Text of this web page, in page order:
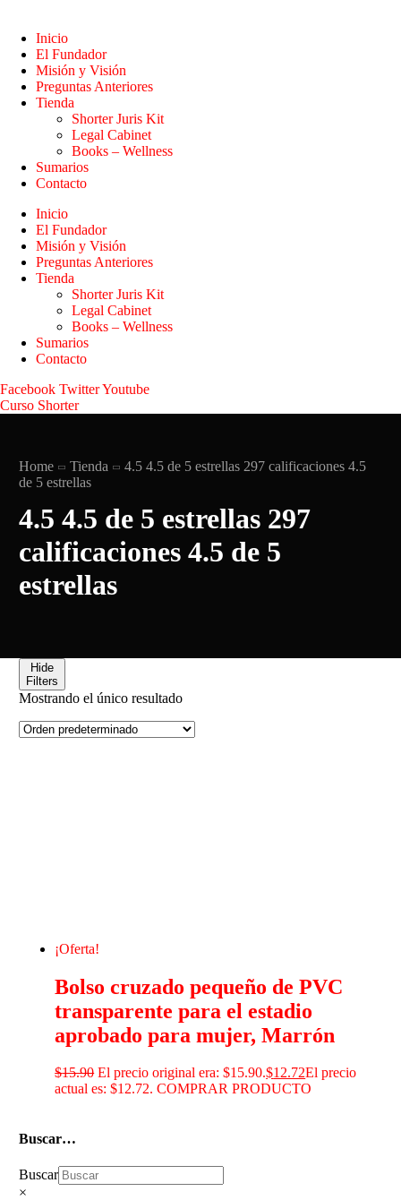
Inicio
El Fundador
Misión y Visión
Preguntas Anteriores
Tienda
Shorter Juris Kit
Legal Cabinet
Books – Wellness
Sumarios
Contacto
Inicio
El Fundador
Misión y Visión
Preguntas Anteriores
Tienda
Shorter Juris Kit
Legal Cabinet
Books – Wellness
Sumarios
Contacto
Facebook TwitterYoutube
Curso Shorter
Home Tienda
4.5 4.5 de 5 estrellas 297 calificaciones 4.5
de 5 estrellas
4.5 4.5 de 5 estrellas 297
calificaciones 4.5 de 5
estrellas
Hide
Filters
Mostrando el único resultado
¡Oferta!
Bolso cruzado pequeño de PVC
transparente para el estadio
aprobado para mujer, Marrón
$15.90 El precio original era: $15.90.$12.72El precio
actual es: $12.72. COMPRAR PRODUCTO
Buscar…
Buscar
×